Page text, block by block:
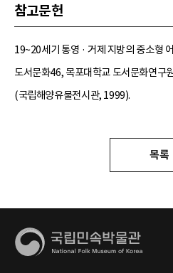
참고문헌
19~20세기 통영 · 거제 지방의 중소형
도서문화46, 목포대학교 도서문화연구
(국립해양유물전시관, 1999).
목록